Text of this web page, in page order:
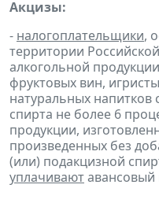
Акцизы:
- налогоплательщики,
территории
алкогольной
фруктовых вин,
натуральных напитков
спирта не более 6
продукции,
произведенных без
(или) подакцизной
уплачиваютавансовый